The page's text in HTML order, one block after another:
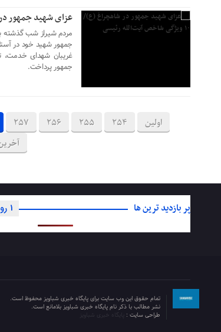
عزای شهید جمهور در شاهچراغ (ع)/
مردم شیراز شب گذشته
جمهور شهید خود در
جمهور پرداخت.
اولین 254
255
256
257
پر بازدید ترین ها 1 روز
تمام حقوق این وب سایت برای پایگاه خبری شباویز محفوظ است.
نشر مطالب با ذکر نام پایگاه خبری شباویز بلامانع است.
طراحی سایت :